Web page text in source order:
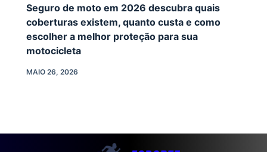
Seguro de moto em 2026 descubra quais
coberturas existem, quanto custa e como
escolher a melhor proteção para sua
motocicleta
MAIO 26, 2026